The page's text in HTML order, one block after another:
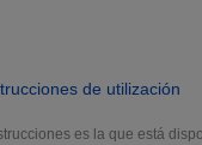
de utilización
es la que está